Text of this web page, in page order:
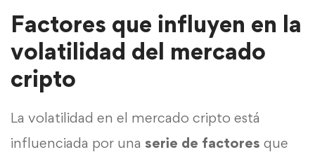
Factores que influyen en la
volatilidad del mercado
cripto
La volatilidad en el mercado cripto está
influenciada por una serie de factores que